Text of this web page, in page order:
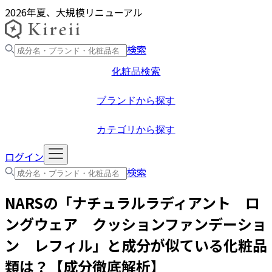
2026年夏、大規模リニューアル
検索
化粧品検索
ブランドから探す
カテゴリから探す
ログイン
検索
NARSの「ナチュラルラディアント ロ
ングウェア クッションファンデーショ
ン レフィル」と成分が似ている化粧品
類は？【成分徹底解析】